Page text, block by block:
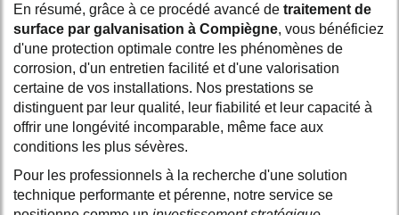
En résumé, grâce à ce procédé avancé de traitement de
surface par galvanisation à Compiègne, vous bénéficiez
d'une protection optimale contre les phénomènes de
corrosion, d'un entretien facilité et d'une valorisation
certaine de vos installations. Nos prestations se
distinguent par leur qualité, leur fiabilité et leur capacité à
offrir une longévité incomparable, même face aux
conditions les plus sévères.
Pour les professionnels à la recherche d'une solution
technique performante et pérenne, notre service se